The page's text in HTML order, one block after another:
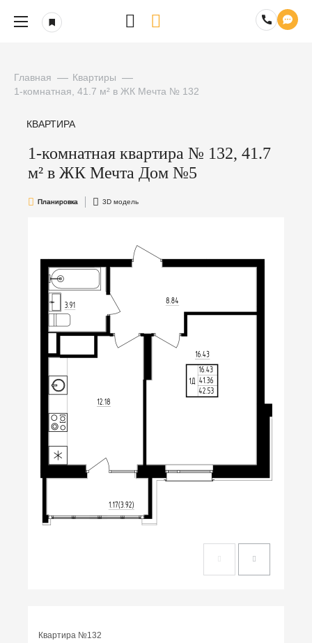
Главная
Квартиры
1-комнатная, 41.7 м² в ЖК Мечта № 132
КВАРТИРА
1-комнатная квартира № 132, 41.7
м² в ЖК Мечта Дом №5
Планировка 3D модель
Квартира №132